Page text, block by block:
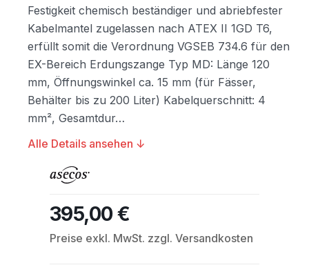
Festigkeit chemisch beständiger und abriebfester
Kabelmantel zugelassen nach ATEX II 1GD T6,
erfüllt somit die Verordnung VGSEB 734.6 für den
EX-Bereich Erdungszange Typ MD: Länge 120
mm, Öffnungswinkel ca. 15 mm (für Fässer,
Behälter bis zu 200 Liter) Kabelquerschnitt: 4
mm², Gesamtdur…
Alle Details ansehen ↓
Regulärer Preis:
395,00 €
Preise exkl. MwSt. zzgl. Versandkosten